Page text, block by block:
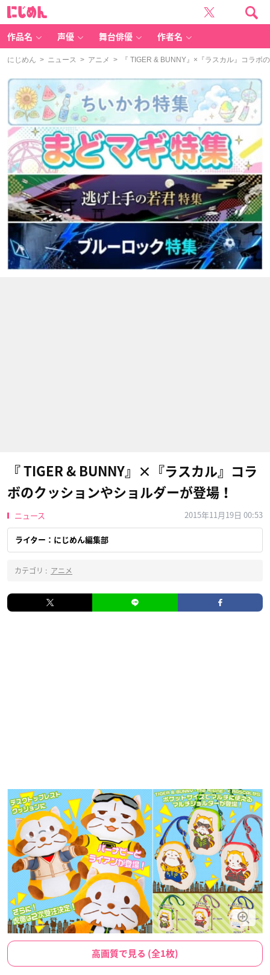
作品名 声優 舞台俳優 作者名
にじめん > ニュース > アニメ > 『 TIGER & BUNNY』×『ラスカル』コラボ
『 TIGER & BUNNY』×『ラスカル』コラ
ボのクッションやショルダーが登場！
ニュース 2015年11月19日 00:53
ライター：にじめん編集部
カテゴリ : アニメ
高画質で見る (全1枚)